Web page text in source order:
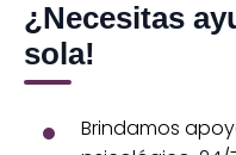
¿Necesitas
sola!
Brindamos